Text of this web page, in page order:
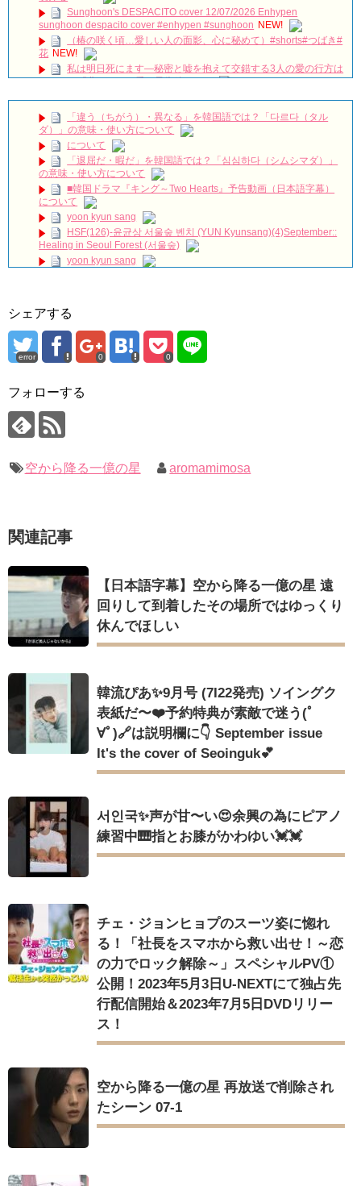
Sunghoon's DESPACITO cover 12/07/2026 Enhypen
sunghoon despacito cover #enhypen #sunghoon NEW!
（椿の咲く頃…愛しい人の面影、心に秘めて）#shorts#つばき#
花 NEW!
私は明日死にます―秘密と嘘を抱えて交錯する3人の愛の行方は
／ドラマ『悲しくて、愛』予告編 NEW!
液」で光とツヤがめぐる肌へ
【韓国ドラマ「吹けよ、ミプン」】毎週月～金曜11時32分放送
心優しい熱血弁護士と脱北したヒロインが本当の幸せを見つけるピュ
アラブストーリー！
体調が悪い夫に妻がかけた冷たい言葉 「韓ドラ秒劇場」
NEW!
옷 다듬고 행사 입장하는 이수혁 Lee SooHyuk: 톰 포드 뷰티 ‘블
랙 오키드 리저브’ 향수 캠페인 기념 포토월: #이수혁 #지디친구
#Leesoohyuk 260326
NEW!
中村玉緒、最後まで愛した夫・勝新太郎…涙の「大物ですな」
😭💔#中村玉緒#勝新太郎#夫婦愛#昭和スター#芸能界秘話#感動エピ
ソード#昭和の名優#芸能ニュース#追悼#心に響く話
ハン・ヘジン 한혜진 – (선공개) 강남 3대 얼짱 출신 &#39;한혜진
bobblessyou2 EP.18
ソン・ヘギョ – ソンヘギョ キスまとめ
한가인 –
「ライフ・ オン・ マーズ」2019年11月2日TSUTAYAにて先行
レンタル開始！
Jin-Crash Landing On You/ヒョンビン❤️ソンイェジン / エンジョイ❕
ユン・ギュンサン、番組にも登場した愛猫が急死…イ・ソンギ
Powered by livedoor 相互RSS
「違う（ちがう）・異なる」を韓国語では？「다르다（タル
ダ）」の意味・使い方について
について
「退屈だ・暇だ」を韓国語では？「심심하다（シムシマダ）」
の意味・使い方について
■韓国ドラマ『キング～Two Hearts』予告動画（日本語字幕）
について
yoon kyun sang
HSF(126)-윤균상 서울숲 벤치 (YUN Kyunsang)(4)September::
Healing in Seoul Forest (서울숲)
yoon kyun sang
九尾狐外伝 メイキング03 ハン・イェスル
チョ・ヒョンジェ 조현재 九尾狐外伝 制作発表会
キム・テヒの弟イ・ワン♥イ・ボミ、今日（28日）結婚……
「まず熱く掃除せよ」女優キム・ユジョン、「健康がとても回
【裏芸能】キムユジョンの熱愛彼氏はあの大物俳優
いでしょ？” Big News TV
幻の王女チャミョンゴ エンディング
か」出演で話題 Big News TV
Powered by livedoor 相互RSS
シェアする
error 0 0
フォローする
空から降る一億の星 aromamimosa
関連記事
【日本語字幕】空から降る一億の星 遠
回りして到着したその場所ではゆっくり
休んでほしい
韓流ぴあ✨9月号 (7I22発売) ソイングク
表紙だ〜❤️予約特典が素敵で迷う(ﾟ
∀ﾟ)🔗は説明欄に👇 September issue
It's the cover of Seoinguk💕
서인국✨声が甘〜い😍余興の為にピアノ
練習中🎹指とお膝がかわゆい💓💓
チェ・ジョンヒョプのスーツ姿に惚れ
る！「社長をスマホから救い出せ！～恋
の力でロック解除～」スペシャルPV①
公開！2023年5月3日U-NEXTにて独占先
行配信開始＆2023年7月5日DVDリリー
ス！
空から降る一億の星 再放送で削除され
たシーン 07-1